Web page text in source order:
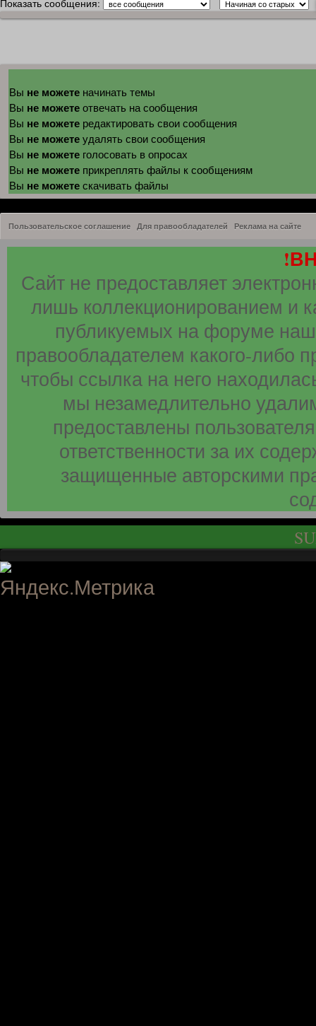
Показать сообщения:
Вы не можете начинать темы
Вы не можете отвечать на сообщения
Вы не можете редактировать свои сообщения
Вы не можете удалять свои сообщения
Вы не можете голосовать в опросах
Вы не можете прикреплять файлы к сообщениям
Вы не можете скачивать файлы
Пользовательское соглашение Для правообладателей Реклама на сайте
Сайт не предоставляет
лишь коллекционированием и
публикуемых на форуме
правообладателем какого-либо
чтобы ссылка на него
мы незамедлительно
предоставлены
ответственности за их
защищенные авторскими